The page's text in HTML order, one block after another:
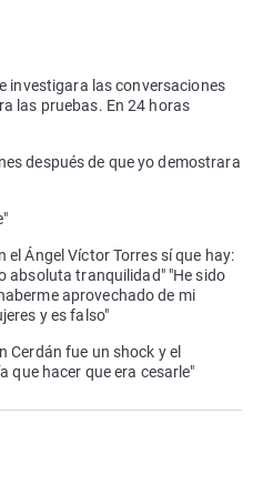
investigara las conversaciones
las pruebas. En 24 horas
después de que yo demostrara
el Ángel Víctor Torres sí que hay:
absoluta tranquilidad" "He sido
aprovechado de mi
y es falso"
Cerdán fue un shock y el
que hacer que era cesarle"